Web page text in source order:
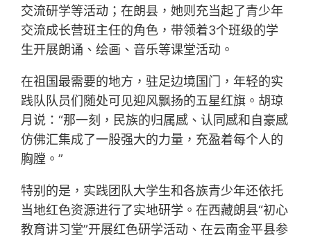
交流研学等活动；在朗县，她则充当起了青少年
交流成长营班主任的角色，带领着3个班级的学
生开展朗诵、绘画、音乐等课堂活动。
在祖国最需要的地方，驻足边境国门，年轻的实
践队队员们随处可见迎风飘扬的五星红旗。胡琼
月说：“那一刻，民族的归属感、认同感和自豪感
仿佛汇集成了一股强大的力量，充盈着每个人的
胸膛。”
特别的是，实践团队大学生和各族青少年还依托
当地红色资源进行了实地研学。在西藏朗县“初心
教育讲习堂”开展红色研学活动、在云南金平县参